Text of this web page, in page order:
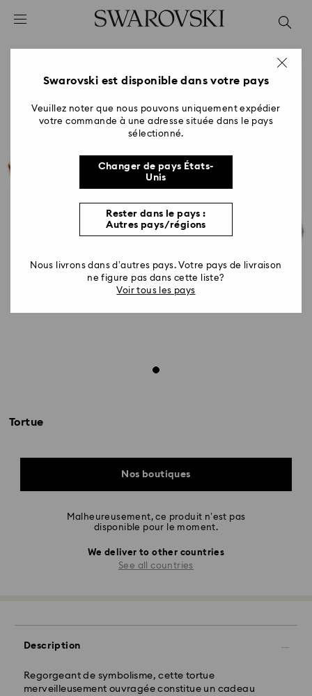
Accesskeys list
2 - Footer
Tortue
Nos boutiques
Malheureusement, ce produit n’est pas
disponible pour le moment.
We deliver to other countries
See all countries
Description
Regorgeant de symbolisme, cette tortue
merveilleusement ouvragée constitue un cadeau
Swarovski est disponible dans votre pays
Veuillez noter que nous pouvons uniquement expédier
votre commande à une adresse située dans le pays
sélectionné.
Changer de pays États-
Unis
Rester dans le pays :
Autres pays/régions
Nous livrons dans d’autres pays. Votre pays de livraison
ne figure pas dans cette liste?
Voir tous les pays